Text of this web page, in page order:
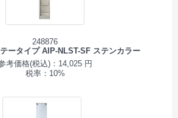
248876
ータイプ AIP-NLST-SF ステンカラー
考価格(税込)：14,025 円
税率：10%